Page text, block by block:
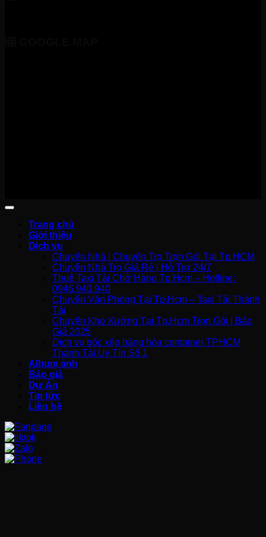
Trang chủ
Giới thiệu
Dịch vụ
Chuyển Nhà | Chuyển Trọ Trọn Gói Tại Tp.HCM
Chuyển Nhà Trọ Giá Rẻ | Hỗ Trợ 24/7
Thuê Taxi Tải Chở Hàng Tp.Hcm – Hotline:
0946.940.940
Chuyển Văn Phòng Tại Tp.Hcm – Taxi Tải Thành
Tài
Chuyển Kho Xưởng Tại Tp.Hcm Trọn Gói | Báo
Giá 2025
Dịch vụ bốc xếp hàng hóa container TPHCM
Thành Tài Uy Tín Số 1
Album ảnh
Báo giá
Dự Án
Tin tức
Liên hệ